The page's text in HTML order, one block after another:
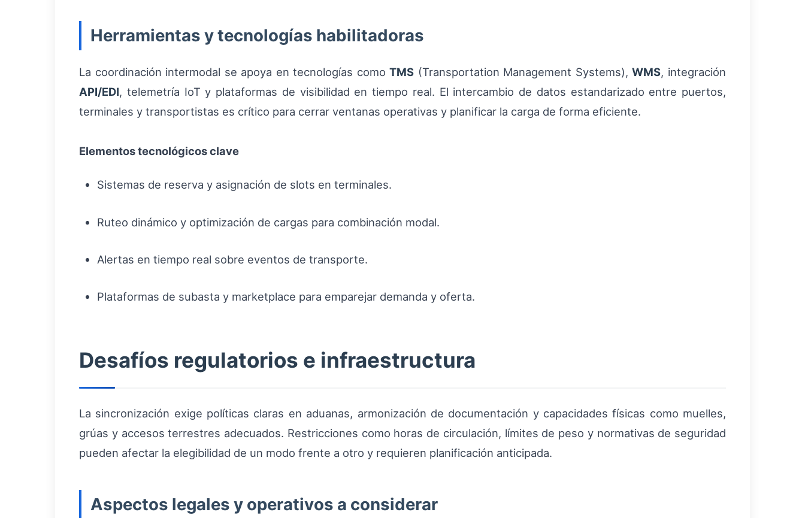
Herramientas y tecnologías habilitadoras
La coordinación intermodal se apoya en tecnologías comoTMS (Transportation Management Systems),WMS, integración
API/EDI, telemetría IoT y plataformas de visibilidad en tiempo real. El intercambio de datos estandarizado entre puertos,
terminales y transportistas es crítico para cerrar ventanas operativas y planificar la carga de forma eficiente.
Elementos tecnológicos clave
Sistemas de reserva y asignación de slots en terminales.
Ruteo dinámico y optimización de cargas para combinación modal.
Alertas en tiempo real sobre eventos de transporte.
Plataformas de subasta y marketplace para emparejar demanda y oferta.
Desafíos regulatorios e infraestructura
La sincronización exige políticas claras en aduanas, armonización de documentación y capacidades físicas como muelles,
grúas y accesos terrestres adecuados. Restricciones como horas de circulación, límites de peso y normativas de seguridad
pueden afectar la elegibilidad de un modo frente a otro y requieren planificación anticipada.
Aspectos legales y operativos a considerar